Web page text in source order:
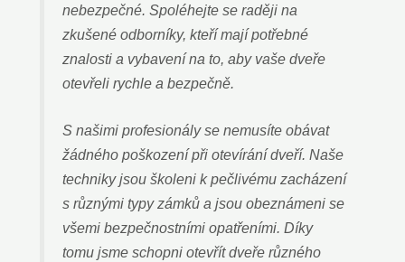
nebezpečné. Spoléhejte se raději na
zkušené odborníky, kteří mají potřebné
znalosti a vybavení na to, aby vaše dveře
otevřeli rychle a bezpečně.
S našimi profesionály se nemusíte obávat
žádného poškození při otevírání dveří. Naše
techniky jsou školeni k pečlivému zacházení
s různými typy zámků a jsou obeznámeni se
všemi bezpečnostními opatřeními. Díky
tomu jsme schopni otevřít dveře různého